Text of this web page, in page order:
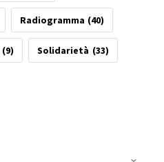
Radiogramma (40)
(9) Solidarietà (33)